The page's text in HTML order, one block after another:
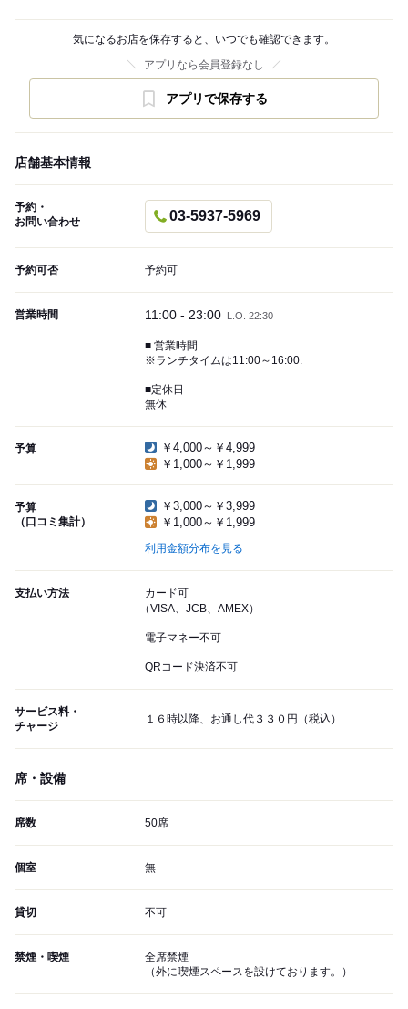
気になるお店を保存すると、いつでも確認できます。
アプリなら会員登録なし
アプリで保存する
店舗基本情報
予約・
お問い合わせ
03-5937-5969
予約可否 予約可
営業時間 11:00 - 23:00 L.O. 22:30
■ 営業時間
※ランチタイムは11:00～16:00.
■定休日
無休
予算
￥4,000～￥4,999
￥1,000～￥1,999
予算
（口コミ集計）
￥3,000～￥3,999
￥1,000～￥1,999
利用金額分布を見る
支払い方法
カード可
（VISA、JCB、AMEX）
電子マネー不可
QRコード決済不可
サービス料・
チャージ
１６時以降、お通し代３３０円（税込）
席・設備
席数 50席
個室 無
貸切 不可
禁煙・喫煙
全席禁煙
（外に喫煙スペースを設けております。）